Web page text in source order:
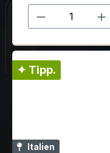
Produkt
✦ Tipp.
Italien